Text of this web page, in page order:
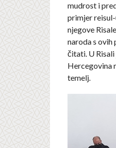
mudrost i
primjer
njegove
naroda s ovih
čitati. U Risali
Hercegovina
temelj.